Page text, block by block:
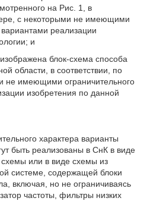
на Рис. 1, в
с некоторыми не имеющими
вариантами реализации
и
блок-схема способа
области, в соответствии, по
не имеющими ограничительного
изобретения по данной
характера варианты
быть реализованы в СнК в виде
или в виде схемы из
системе, содержащей блоки
включая, но не ограничиваясь
частоты, фильтры низких